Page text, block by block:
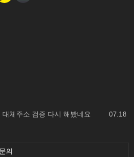
07.18
체주소 검증 다시 해봤네요
의